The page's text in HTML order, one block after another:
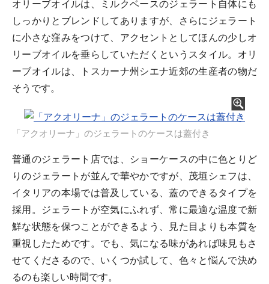
オリーブオイルは、ミルクベースのジェラート自体にも
しっかりとブレンドしてありますが、さらにジェラート
に小さな窪みをつけて、アクセントとしてほんの少しオ
リーブオイルを垂らしていただくというスタイル。オリ
ーブオイルは、トスカーナ州シエナ近郊の生産者の物だ
そうです。
「アクオリーナ」のジェラートのケースは蓋付き
普通のジェラート店では、ショーケースの中に色とりど
りのジェラートが並んで華やかですが、茂垣シェフは、
イタリアの本場では普及している、蓋のできるタイプを
採用。ジェラートが空気にふれず、常に最適な温度で新
鮮な状態を保つことができるよう、見た目よりも本質を
重視したためです。でも、気になる味があれば味見もさ
せてくださるので、いくつか試して、色々と悩んで決め
るのも楽しい時間です。